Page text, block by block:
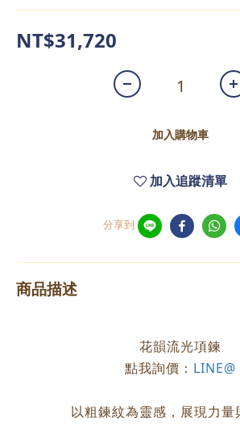
NT$31,720
加入購物車
加入追蹤清單
分享到
商品描述
花韻流光項鍊
點我詢價： LINE@
以粗鍊紋為靈感，展現力量